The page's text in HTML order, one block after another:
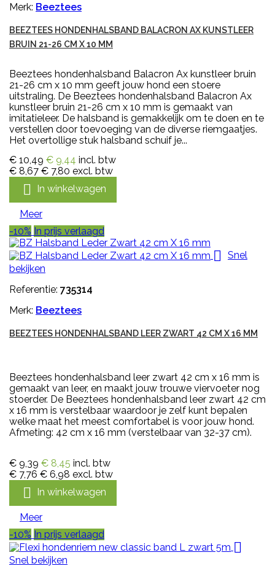
Merk: Beeztees
BEEZTEES HONDENHALSBAND BALACRON AX KUNSTLEER
BRUIN 21-26 CM X 10 MM
Beeztees hondenhalsband Balacron Ax kunstleer bruin
21-26 cm x 10 mm geeft jouw hond een stoere
uitstraling. De Beeztees hondenhalsband Balacron Ax
kunstleer bruin 21-26 cm x 10 mm is gemaakt van
imitatieleer. De halsband is gemakkelijk om te doen en te
verstellen door toevoeging van de diverse riemgaatjes.
Het overtollige stuk halsband schuif je...
€ 10,49 € 9,44 incl. btw
€ 8,67 € 7,80 excl. btw
 In winkelwagen
Meer
-10% In prijs verlaagd
 Snel
bekijken
Referentie: 735314
Merk: Beeztees
BEEZTEES HONDENHALSBAND LEER ZWART 42 CM X 16 MM
Beeztees hondenhalsband leer zwart 42 cm x 16 mm is
gemaakt van leer, en maakt jouw trouwe viervoeter nog
stoerder. De Beeztees hondenhalsband leer zwart 42 cm
x 16 mm is verstelbaar waardoor je zelf kunt bepalen
welke maat het meest comfortabel is voor jouw hond.
Afmeting: 42 cm x 16 mm (verstelbaar van 32-37 cm).
€ 9,39 € 8,45 incl. btw
€ 7,76 € 6,98 excl. btw
 In winkelwagen
Meer
-10% In prijs verlaagd

Snel bekijken